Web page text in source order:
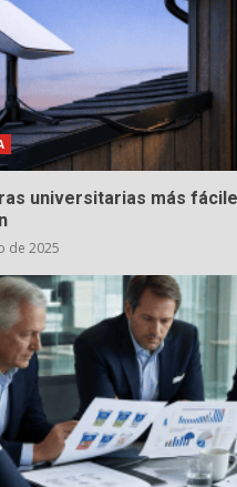
universitarias más
de 2025